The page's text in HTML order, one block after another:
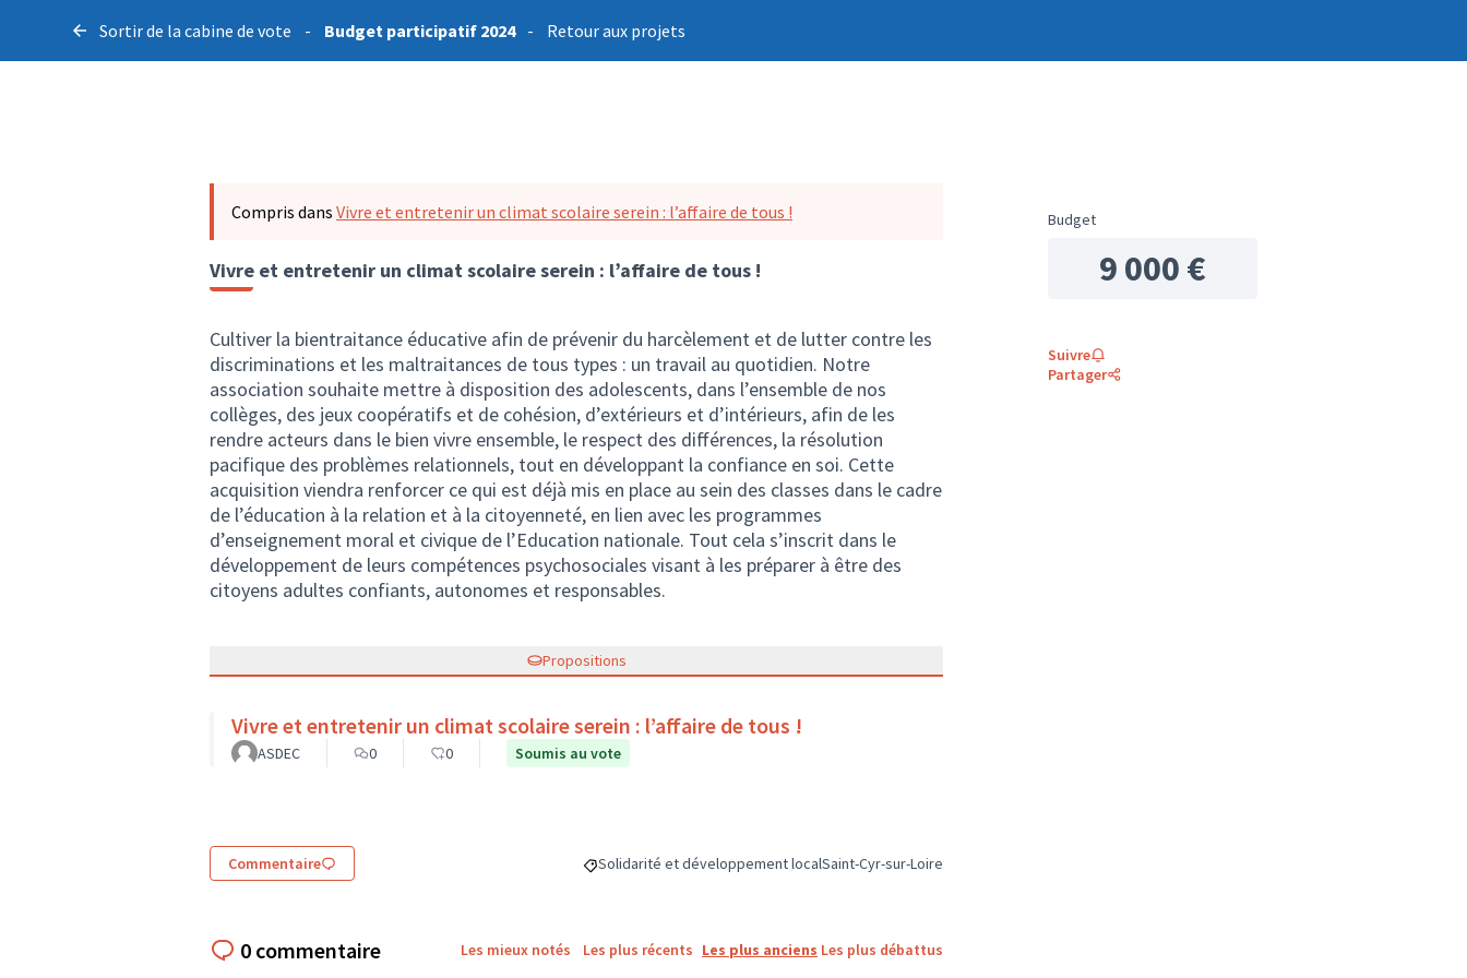
Sortir de la cabine de vote - Budget participatif 2024 - Retour aux projets
Compris dans Vivre et entretenir un climat scolaire serein : l’affaire de tous !
Vivre et entretenir un climat scolaire serein : l’affaire de tous !
Cultiver la bientraitance éducative afin de prévenir du harcèlement et de lutter contre les
discriminations et les maltraitances de tous types : un travail au quotidien. Notre
association souhaite mettre à disposition des adolescents, dans l’ensemble de nos
collèges, des jeux coopératifs et de cohésion, d’extérieurs et d’intérieurs, afin de les
rendre acteurs dans le bien vivre ensemble, le respect des différences, la résolution
pacifique des problèmes relationnels, tout en développant la confiance en soi. Cette
acquisition viendra renforcer ce qui est déjà mis en place au sein des classes dans le cadre
de l’éducation à la relation et à la citoyenneté, en lien avec les programmes
d’enseignement moral et civique de l’Education nationale. Tout cela s’inscrit dans le
développement de leurs compétences psychosociales visant à les préparer à être des
citoyens adultes confiants, autonomes et responsables.
Propositions
Vivre et entretenir un climat scolaire serein : l’affaire de tous !
ASDEC 0 0 Soumis au vote
Commentaire Filtrer les résultats de la catégorie : Solidarité et développement local
Solidarité et développement localFiltrer les résultats pour le secteur : Saint-Cyr-sur-Loire
Saint-Cyr-sur-Loire
Budget
9 000 €
Suivre
Partager
0 commentaire Les mieux notés Les plus récents Les plus anciens Les plus débattus